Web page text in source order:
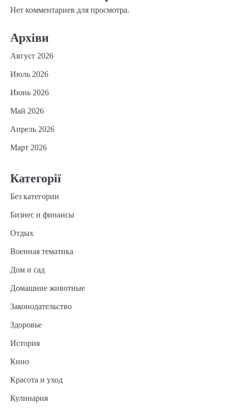
Нет комментариев для просмотра.
Архіви
Август 2026
Июль 2026
Июнь 2026
Май 2026
Апрель 2026
Март 2026
Категорії
Без категории
Бизнес и финансы
Отдых
Военная тематика
Дом и сад
Домашние животные
Законодательство
Здоровье
История
Кино
Красота и уход
Кулинария